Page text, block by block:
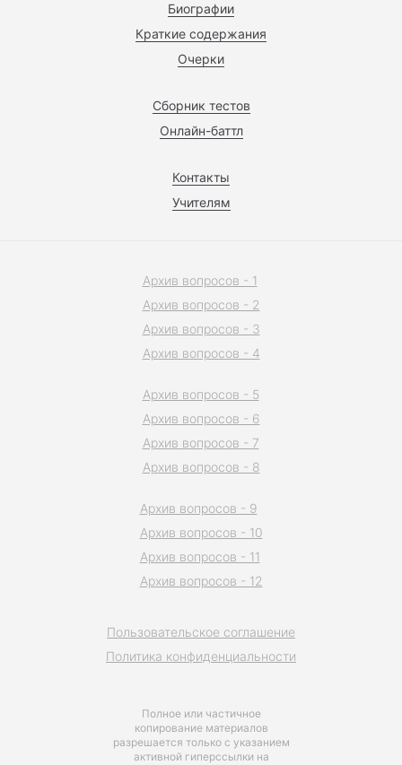
Биографии
Краткие содержания
Очерки
Сборник тестов
Онлайн-баттл
Контакты
Учителям
Полное или частичное
копирование материалов
разрешается только с указанием
активной гиперссылки на
Пользовательское соглашение
Политика конфиденциальности
Архив вопросов - 1
Архив вопросов - 2
Архив вопросов - 3
Архив вопросов - 4
Архив вопросов - 5
Архив вопросов - 6
Архив вопросов - 7
Архив вопросов - 8
Архив вопросов - 9
Архив вопросов - 10
Архив вопросов - 11
Архив вопросов - 12